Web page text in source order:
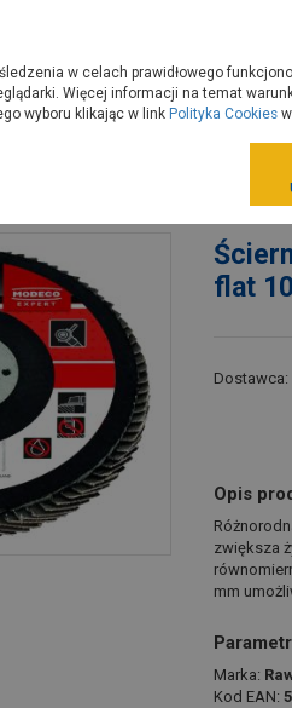
Gdzie kupisz
125 mm P100 flat 10 szt.
flat
Dostawca:
Opis
zwiększa
mm
Marka:
Kod EAN:
w celach prawidłowego
Więcej informacji na temat
wyboru klikając w link Polityka Cookies